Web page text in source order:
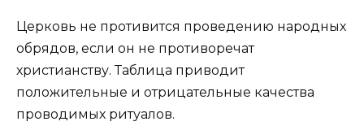
Церковь не противится проведению народных
обрядов, если он не противоречат
христианству. Таблица приводит
положительные и отрицательные качества
проводимых ритуалов.